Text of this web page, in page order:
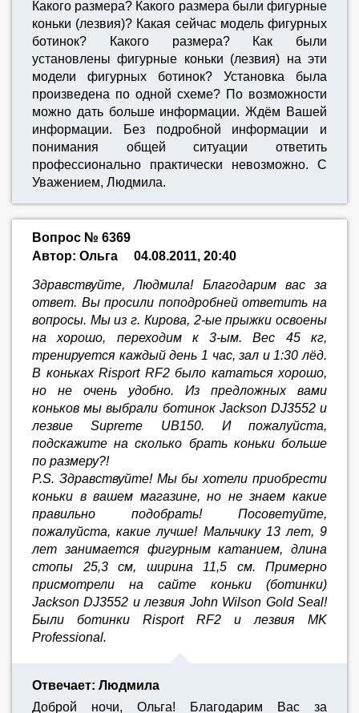
Какого размера? Какого размера были фигурные
коньки (лезвия)? Какая сейчас модель фигурных
ботинок? Какого размера? Как были
установлены фигурные коньки (лезвия) на эти
модели фигурных ботинок? Установка была
произведена по одной схеме? По возможности
можно дать больше информации. Ждём Вашей
информации. Без подробной информации и
понимания общей ситуации ответить
профессионально практически невозможно. С
Уважением, Людмила.
Вопрос № 6369
Автор: Ольга
04.08.2011, 20:40
Здравствуйте, Людмила! Благодарим вас за
ответ. Вы просили поподробней ответить на
вопросы. Мы из г. Кирова, 2-ые прыжки освоены
на хорошо, переходим к 3-ым. Вес 45 кг,
тренируется каждый день 1 час, зал и 1:30 лёд.
В коньках Risport RF2 было кататься хорошо,
но не очень удобно. Из предложных вами
коньков мы выбрали ботинок Jackson DJ3552 и
лезвие Supreme UB150. И пожалуйста,
подскажите на сколько брать коньки больше
по размеру?!
P.S. Здравствуйте! Мы бы хотели приобрести
коньки в вашем магазине, но не знаем какие
правильно подобрать! Посоветуйте,
пожалуйста, какие лучше! Мальчику 13 лет, 9
лет занимается фигурным катанием, длина
стопы 25,3 см, ширина 11,5 см. Примерно
присмотрели на сайте коньки (ботинки)
Jackson DJ3552 и лезвия John Wilson Gold Seal!
Были ботинки Risport RF2 и лезвия MK
Professional.
Отвечает: Людмила
Доброй ночи, Ольга! Благодарим Вас за